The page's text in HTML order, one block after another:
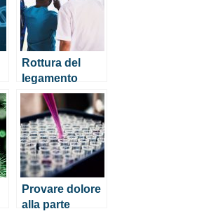
Rottura del
legamento
crociato
anteriore:
sintomi e
operazione
Provare dolore
alla parte